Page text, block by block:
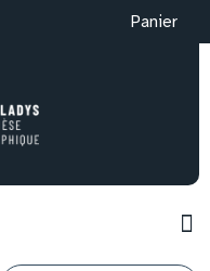
Panier